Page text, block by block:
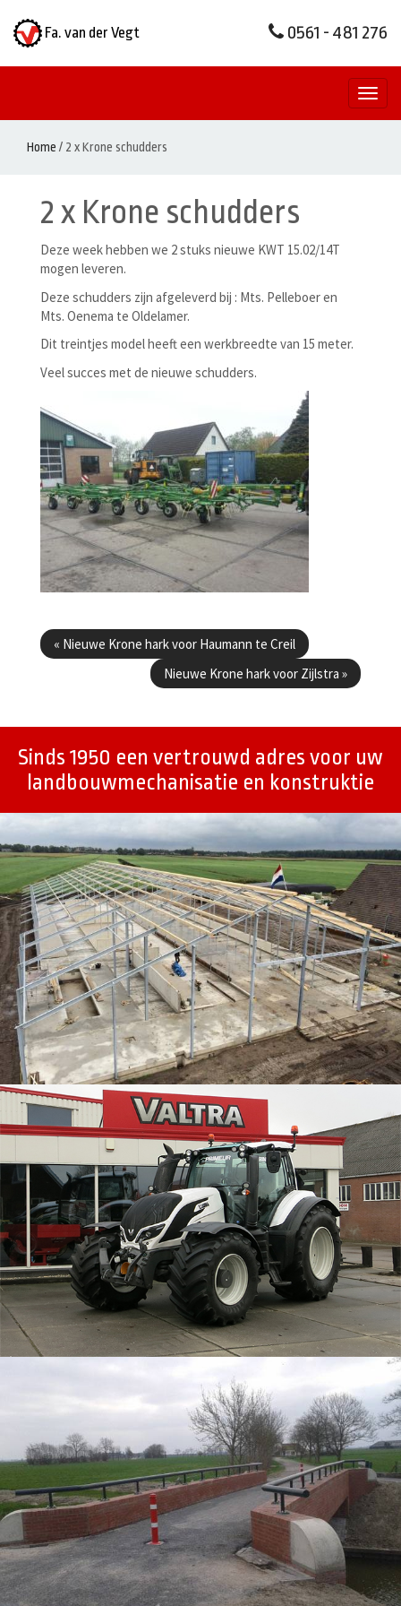
Fa. van der Vegt 0561 - 481 276
Home / 2 x Krone schudders
2 x Krone schudders
Deze week hebben we 2 stuks nieuwe KWT 15.02/14T
mogen leveren.
Deze schudders zijn afgeleverd bij : Mts. Pelleboer en
Mts. Oenema te Oldelamer.
Dit treintjes model heeft een werkbreedte van 15 meter.
Veel succes met de nieuwe schudders.
Berichtenmenu
« Nieuwe Krone hark voor Haumann te Creil
Nieuwe Krone hark voor Zijlstra »
Sinds 1950 een vertrouwd adres voor uw
landbouwmechanisatie en konstruktie